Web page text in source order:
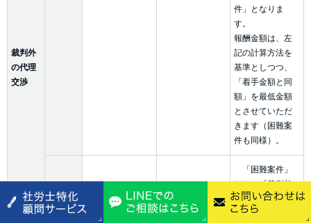
裁判外
の代理
交渉
件」となりま
す。
報酬金額は、左
記の計算方法を
基準としつつ、
「着手金額と同
額」を最低金額
とさせていただ
きます（困難案
件も同様）。
「困難案件」
とは、「裁判外
の代理交渉」の
うち、特殊かつ